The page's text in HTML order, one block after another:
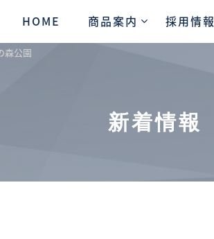
HOME 商品案内 採用情報
森公園
新着情報